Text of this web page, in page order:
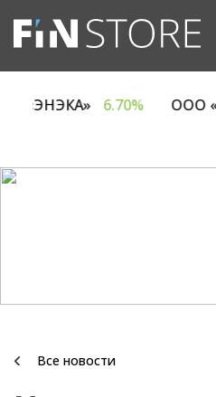
«ЭНЭКА» 6.70% ООО
Все новости